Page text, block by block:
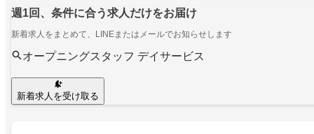
週1回、条件に合う求人だけをお届け
新着求人をまとめて、LINEまたはメールでお知らせします
オープニングスタッフ デイサービス
新着求人を受け取る